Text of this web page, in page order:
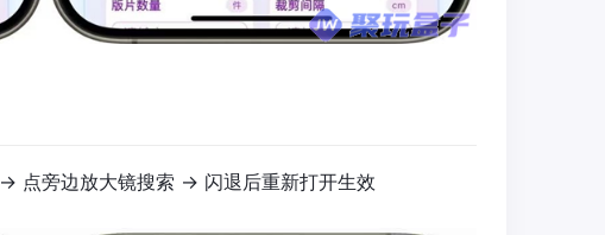
→ 点旁边放大镜搜索 → 闪退后重新打开生效